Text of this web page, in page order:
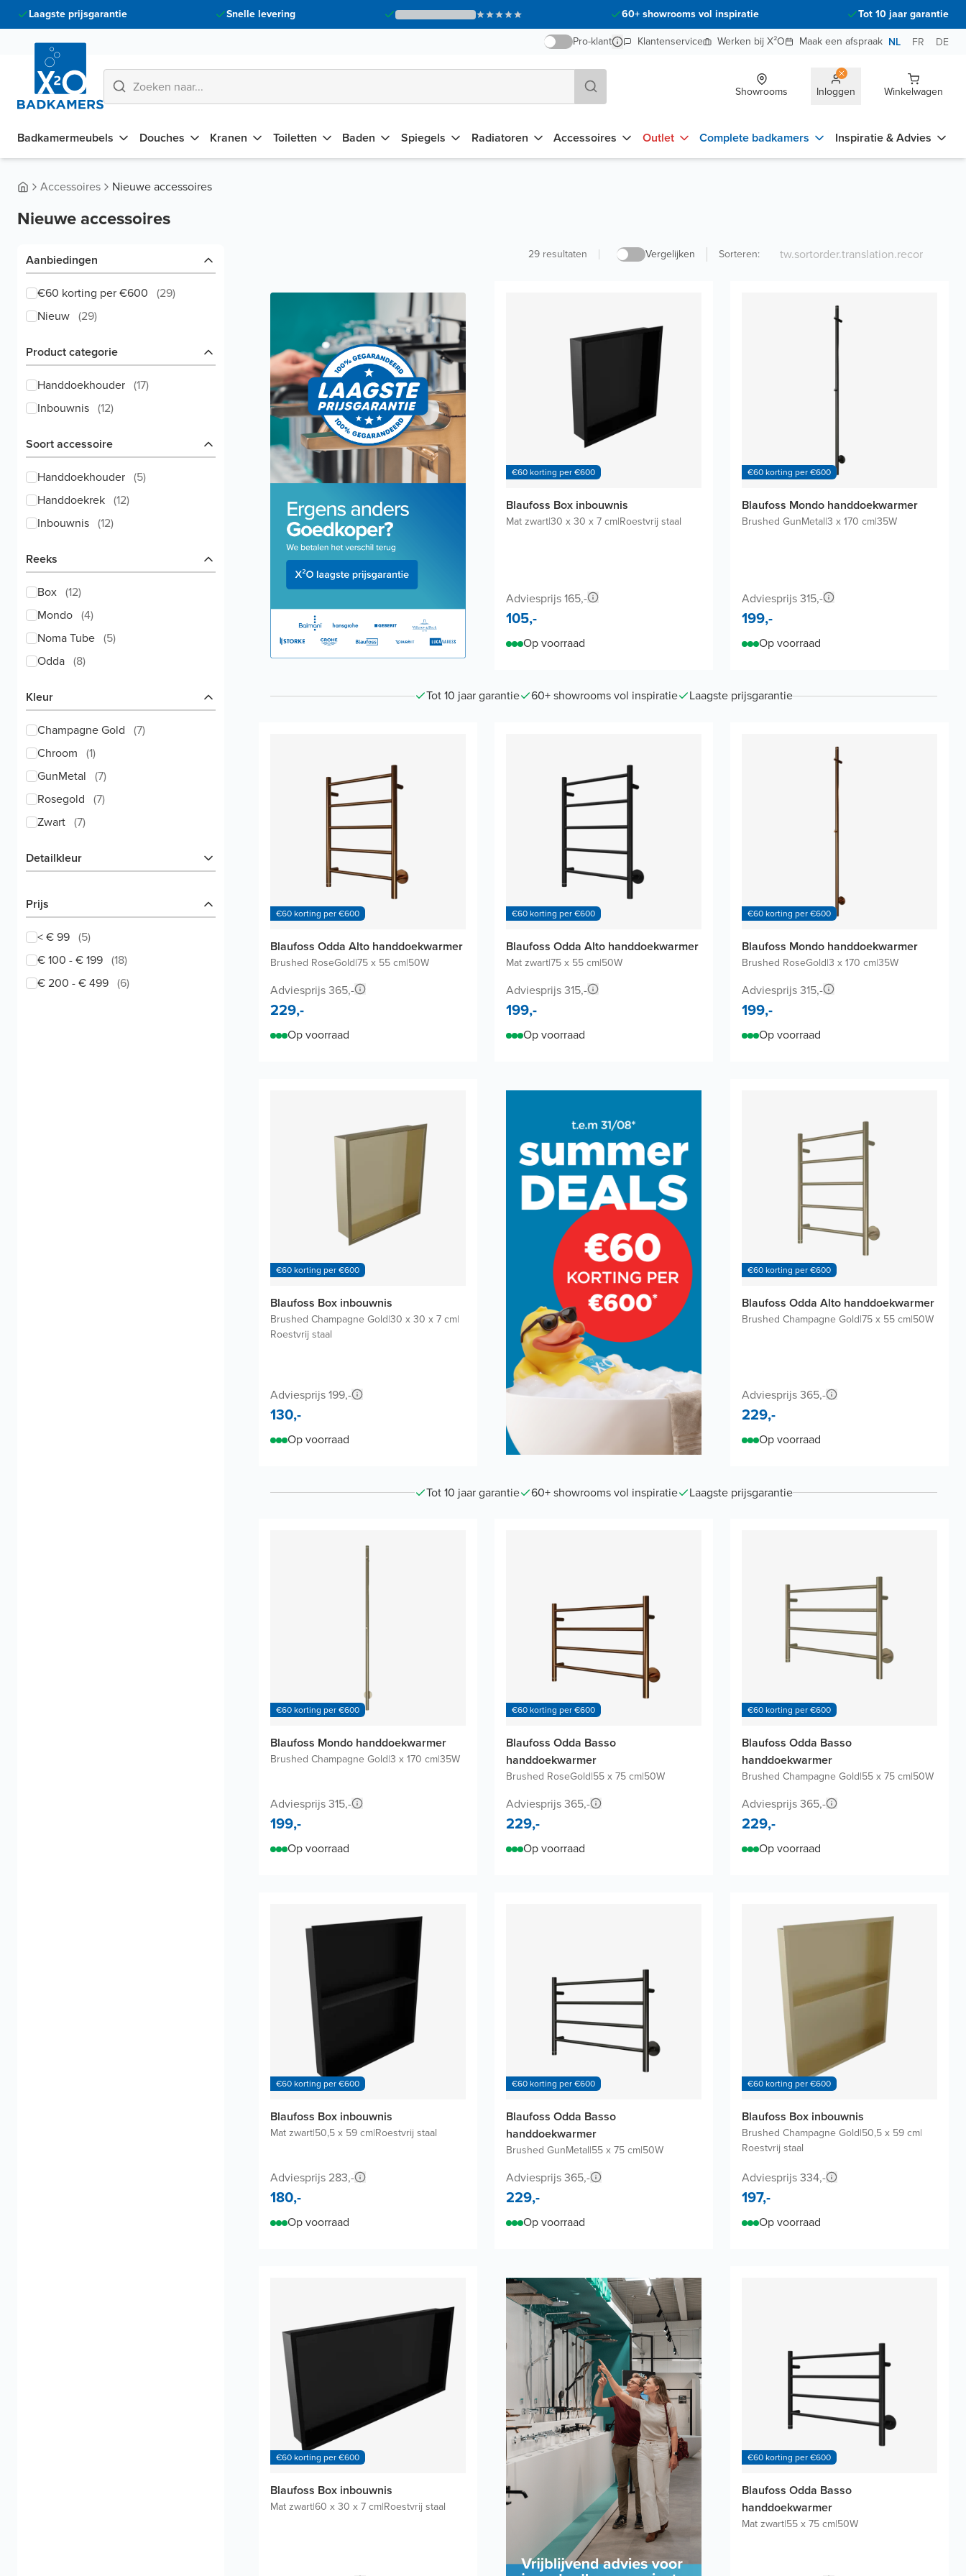
Laagste prijsgarantie Snelle levering 60+ showrooms vol inspiratie
Tot 10 jaar garantie
Pro-klant
Klantenservice Werken bij X²O Maak een afspraak NL FR DE
Showrooms Inloggen Winkelwagen
Badkamermeubels Douches Kranen Toiletten Baden Spiegels Radiatoren Accessoires Outlet Complete badkamers Inspiratie & Advies
Accessoires Nieuwe accessoires
Nieuwe accessoires
Aanbiedingen
€60 korting per €600 (29)
Nieuw (29)
Product categorie
Handdoekhouder (17)
Inbouwnis (12)
Soort accessoire
Handdoekhouder (5)
Handdoekrek (12)
Inbouwnis (12)
Reeks
Box (12)
Mondo (4)
Noma Tube (5)
Odda (8)
Kleur
Champagne Gold (7)
Chroom (1)
GunMetal (7)
Rosegold (7)
Zwart (7)
Detailkleur
Prijs
< € 99 (5)
€ 100 - € 199 (18)
€ 200 - € 499 (6)
29 resultaten Vergelijken Sorteren:
€60 korting per €600
Blaufoss Box inbouwnis
Mat zwart|30 x 30 x 7 cm|Roestvrij staal
Adviesprijs 165,-
105,-
Op voorraad
€60 korting per €600
Blaufoss Mondo handdoekwarmer
Brushed GunMetal|3 x 170 cm|35W
Adviesprijs 315,-
199,-
Op voorraad
Tot 10 jaar garantie 60+ showrooms vol inspiratie Laagste prijsgarantie
€60 korting per €600
Blaufoss Odda Alto handdoekwarmer
Brushed RoseGold|75 x 55 cm|50W
Adviesprijs 365,-
229,-
Op voorraad
€60 korting per €600
Blaufoss Odda Alto handdoekwarmer
Mat zwart|75 x 55 cm|50W
Adviesprijs 315,-
199,-
Op voorraad
€60 korting per €600
Blaufoss Mondo handdoekwarmer
Brushed RoseGold|3 x 170 cm|35W
Adviesprijs 315,-
199,-
Op voorraad
€60 korting per €600
Blaufoss Box inbouwnis
Brushed Champagne Gold|30 x 30 x 7 cm|
Roestvrij staal
Adviesprijs 199,-
130,-
Op voorraad
€60 korting per €600
Blaufoss Odda Alto handdoekwarmer
Brushed Champagne Gold|75 x 55 cm|50W
Adviesprijs 365,-
229,-
Op voorraad
Tot 10 jaar garantie 60+ showrooms vol inspiratie Laagste prijsgarantie
€60 korting per €600
Blaufoss Mondo handdoekwarmer
Brushed Champagne Gold|3 x 170 cm|35W
Adviesprijs 315,-
199,-
Op voorraad
€60 korting per €600
Blaufoss Odda Basso
handdoekwarmer
Brushed RoseGold|55 x 75 cm|50W
Adviesprijs 365,-
229,-
Op voorraad
€60 korting per €600
Blaufoss Odda Basso
handdoekwarmer
Brushed Champagne Gold|55 x 75 cm|50W
Adviesprijs 365,-
229,-
Op voorraad
€60 korting per €600
Blaufoss Box inbouwnis
Mat zwart|50,5 x 59 cm|Roestvrij staal
Adviesprijs 283,-
180,-
Op voorraad
€60 korting per €600
Blaufoss Odda Basso
handdoekwarmer
Brushed GunMetal|55 x 75 cm|50W
Adviesprijs 365,-
229,-
Op voorraad
€60 korting per €600
Blaufoss Box inbouwnis
Brushed Champagne Gold|50,5 x 59 cm|
Roestvrij staal
Adviesprijs 334,-
197,-
Op voorraad
€60 korting per €600
Blaufoss Box inbouwnis
Mat zwart|60 x 30 x 7 cm|Roestvrij staal
€60 korting per €600
Blaufoss Odda Basso
handdoekwarmer
Mat zwart|55 x 75 cm|50W